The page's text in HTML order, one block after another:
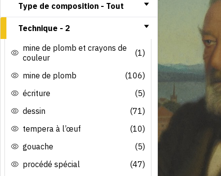
Type de composition - Tout
Technique - 2
mine de plomb et crayons de
couleur
(1)
mine de plomb
(106)
écriture
(5)
dessin
(71)
tempera à l’œuf
(10)
gouache
(5)
procédé spécial
(47)